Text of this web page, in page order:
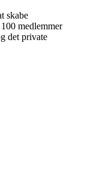
skabe
medlemmer
det private